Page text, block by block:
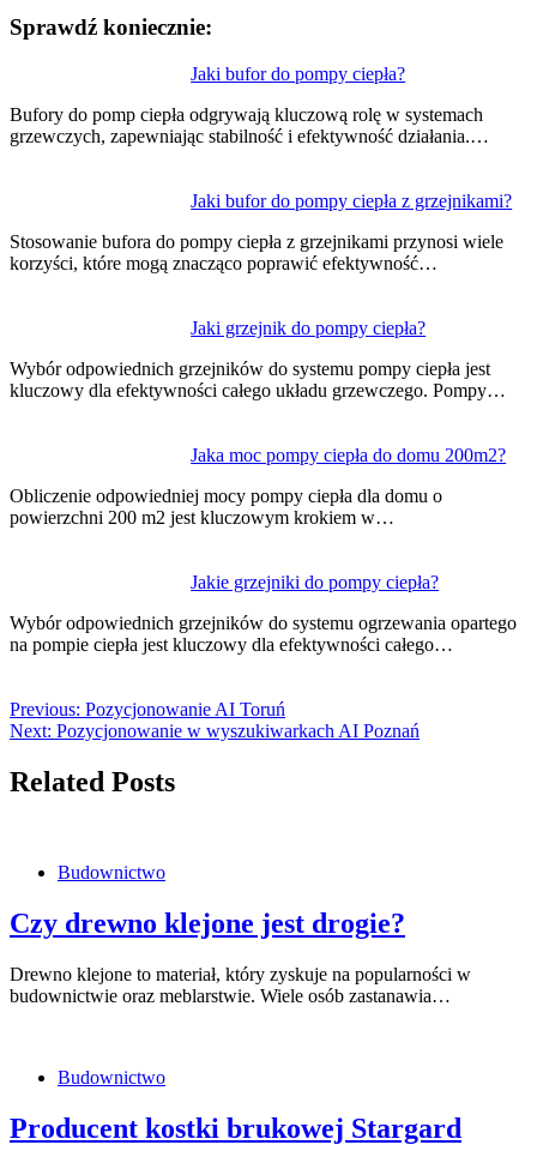
Sprawdź koniecznie:
Jaki bufor do pompy ciepła?
Bufory do pomp ciepła odgrywają kluczową rolę w systemach
grzewczych, zapewniając stabilność i efektywność działania.…
Jaki bufor do pompy ciepła z grzejnikami?
Stosowanie bufora do pompy ciepła z grzejnikami przynosi wiele
korzyści, które mogą znacząco poprawić efektywność…
Jaki grzejnik do pompy ciepła?
Wybór odpowiednich grzejników do systemu pompy ciepła jest
kluczowy dla efektywności całego układu grzewczego. Pompy…
Jaka moc pompy ciepła do domu 200m2?
Obliczenie odpowiedniej mocy pompy ciepła dla domu o
powierzchni 200 m2 jest kluczowym krokiem w…
Jakie grzejniki do pompy ciepła?
Wybór odpowiednich grzejników do systemu ogrzewania opartego
na pompie ciepła jest kluczowy dla efektywności całego…
wpisu
Previous: Pozycjonowanie AI Toruń
Next: Pozycjonowanie w wyszukiwarkach AI Poznań
Related Posts
Budownictwo
Czy drewno klejone jest drogie?
Drewno klejone to materiał, który zyskuje na popularności w
budownictwie oraz meblarstwie. Wiele osób zastanawia…
Budownictwo
Producent kostki brukowej Stargard